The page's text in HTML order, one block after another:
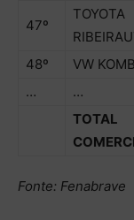
47º
TOYOTA
48º VW
…
…
TOTAL
Fonte: Fenabrave